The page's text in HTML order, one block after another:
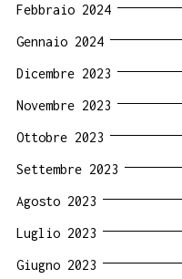
Febbraio 2024
Gennaio 2024
Dicembre 2023
Novembre 2023
Ottobre 2023
Settembre 2023
Agosto 2023
Luglio 2023
Giugno 2023